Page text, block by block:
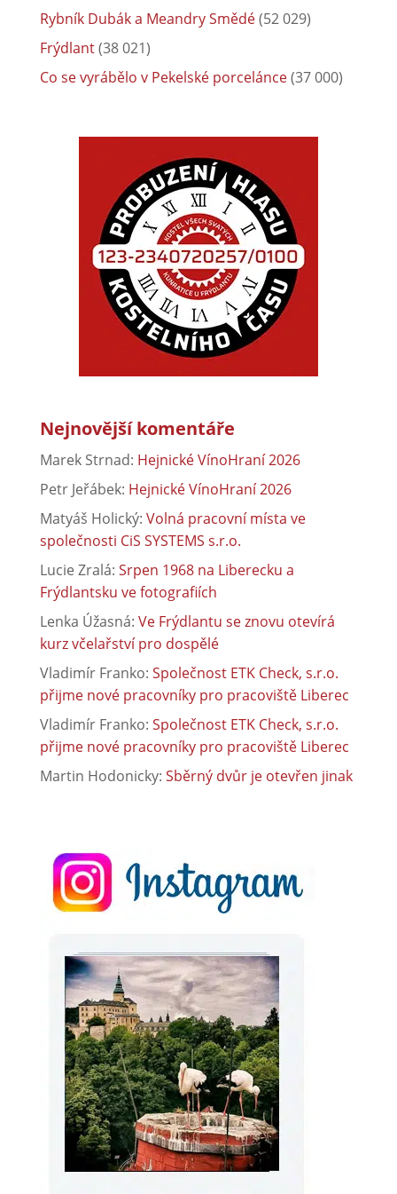
Rybník Dubák a Meandry Smědé(52 029)
Frýdlant(38 021)
Co se vyrábělo v Pekelské porcelánce(37 000)
Nejnovější komentáře
Marek Strnad: Hejnické VínoHraní 2026
Petr Jeřábek: Hejnické VínoHraní 2026
Matyáš Holický: Volná pracovní místa ve
společnosti CiS SYSTEMS s.r.o.
Lucie Zralá: Srpen 1968 na Liberecku a
Frýdlantsku ve fotografiích
Lenka Úžasná: Ve Frýdlantu se znovu otevírá
kurz včelařství pro dospělé
Vladimír Franko: Společnost ETK Check, s.r.o.
přijme nové pracovníky pro pracoviště Liberec
Vladimír Franko: Společnost ETK Check, s.r.o.
přijme nové pracovníky pro pracoviště Liberec
Martin Hodonicky: Sběrný dvůr je otevřen jinak